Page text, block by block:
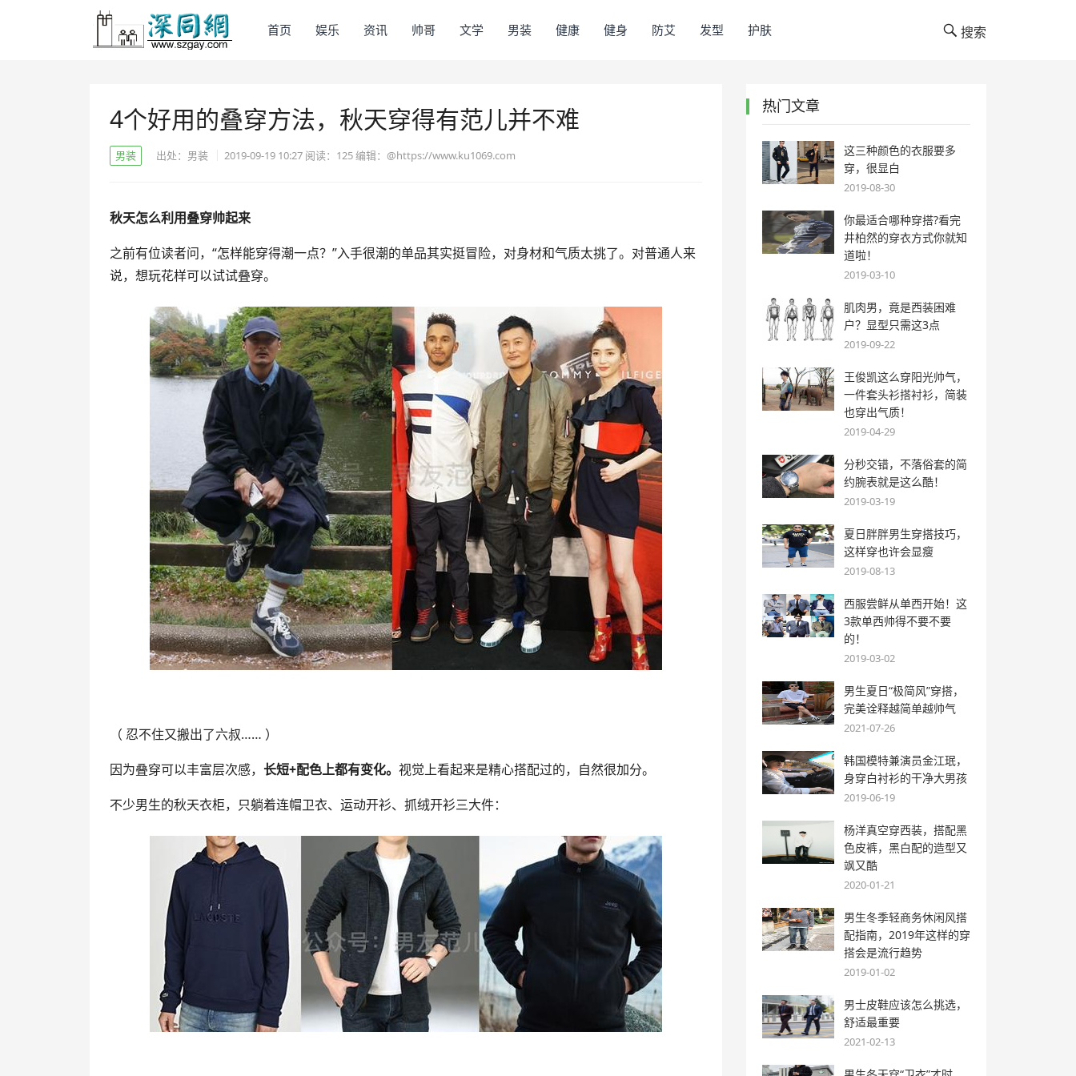
首页 娱乐 资讯 帅哥 文学 男装 健康 健身 防艾 发型 护肤 搜索
4个好用的叠穿方法，秋天穿得有范儿并不难
男装 出处：男装 2019-09-19 10:27 阅读： 125编辑： @https://www.ku1069.com
秋天怎么利用叠穿帅起来
之前有位读者问，“怎样能穿得潮一点？”入手很潮的单品其实挺冒险，对身材和气质太挑了。对普通人来
说，想玩花样可以试试叠穿。
（ 忍不住又搬出了六叔…… ）
因为叠穿可以丰富层次感， 长短+配色上都有变化。 视觉上看起来是精心搭配过的，自然很加分。
不少男生的秋天衣柜，只躺着连帽卫衣、运动开衫、抓绒开衫三大件：
热门文章
这三种颜色的衣服要多
穿，很显白
2019-08-30
你最适合哪种穿搭?看完
井柏然的穿衣方式你就知
道啦！
2019-03-10
肌肉男，竟是西装困难
户？显型只需这3点
2019-09-22
王俊凯这么穿阳光帅气，
一件套头衫搭衬衫，简装
也穿出气质！
2019-04-29
分秒交错，不落俗套的简
约腕表就是这么酷！
2019-03-19
夏日胖胖男生穿搭技巧，
这样穿也许会显瘦
2019-08-13
西服尝鲜从单西开始！这
3款单西帅得不要不要
的！
2019-03-02
男生夏日“极简风”穿搭，
完美诠释越简单越帅气
2021-07-26
韩国模特兼演员金江珉，
身穿白衬衫的干净大男孩
2019-06-19
杨洋真空穿西装，搭配黑
色皮裤，黑白配的造型又
飒又酷
2020-01-21
男生冬季轻商务休闲风搭
配指南，2019年这样的穿
搭会是流行趋势
2019-01-02
男士皮鞋应该怎么挑选，
舒适最重要
2021-02-13